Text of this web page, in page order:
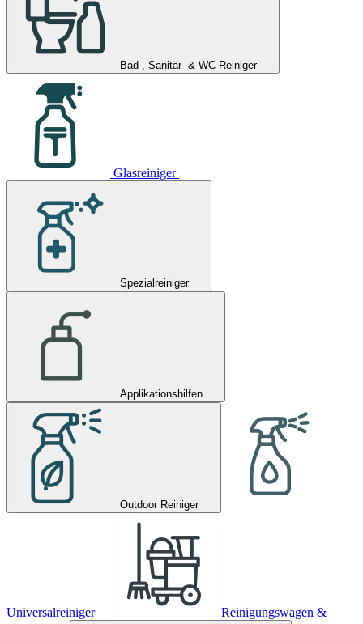
Bad-, Sanitär- & WC-Reiniger
Glasreiniger
Spezialreiniger
Applikationshilfen
Outdoor Reiniger
Universalreiniger Reinigungswagen &